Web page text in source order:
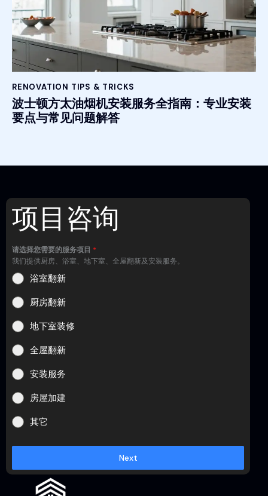
RENOVATION TIPS & TRICKS
波士顿方太油烟机安装服务全指南：专业安装
要点与常见问题解答
项目咨询
请选择您需要的服务项目 *
我们提供厨房、浴室、地下室、全屋翻新及安装服务。
浴室翻新
厨房翻新
地下室装修
全屋翻新
安装服务
房屋加建
其它
Next